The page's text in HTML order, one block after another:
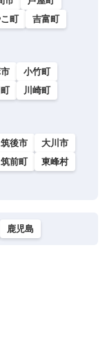
町
吉富町
小竹町
川崎町
筑後市
大川市
筑前町
東峰村
鹿児島